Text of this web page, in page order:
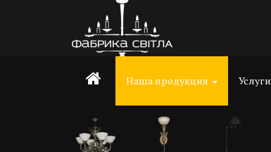
Наша продукция Услуги